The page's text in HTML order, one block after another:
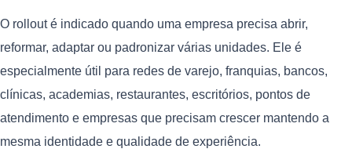
O rollout é indicado quando uma empresa precisa abrir,
reformar, adaptar ou padronizar várias unidades. Ele é
especialmente útil para redes de varejo, franquias, bancos,
clínicas, academias, restaurantes, escritórios, pontos de
atendimento e empresas que precisam crescer mantendo a
mesma identidade e qualidade de experiência.